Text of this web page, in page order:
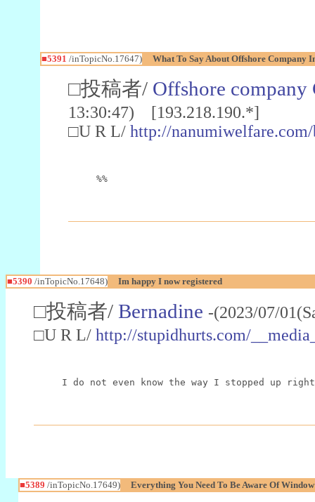
■5391 /inTopicNo.17647) What To Say About Offshore Company
□投稿者/ Offshore company
13:30:47) [193.218.190.*]
□U R L/ http://
%%
■5390 /inTopicNo.17648) Im happy I now registered
□投稿者/ Bernadine -(2023/07/
□U R L/ http://stupidhurts.com/
I do not even know the way I stopped up
■5389 /inTopicNo.17649) Everything You Need To Be Aware Of